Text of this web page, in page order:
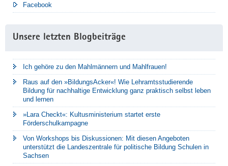
Facebook
Unsere letzten Blogbeiträge
Ich gehöre zu den Mahlmännern und Mahlfrauen!
Raus auf den »BildungsAcker«! Wie Lehramtsstudierende
Bildung für nachhaltige Entwicklung ganz praktisch selbst leben
und lernen
»Lara Checkt«: Kultusministerium startet erste
Förderschulkampagne
Von Workshops bis Diskussionen: Mit diesen Angeboten
unterstützt die Landeszentrale für politische Bildung Schulen in
Sachsen